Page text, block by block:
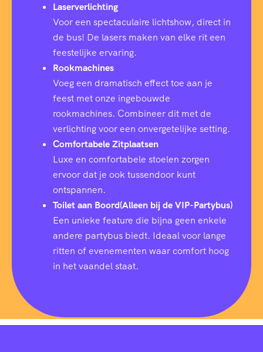
Laserverlichting
Voor een spectaculaire lichtshow, direct in
de bus! De lasers maken van elke rit een
feestelijke ervaring.
Rookmachines
Voeg een dramatisch effect toe aan je
feest met onze ingebouwde
rookmachines. Combineer dit met de
verlichting voor een onvergetelijke setting.
Comfortabele Zitplaatsen
Luxe en comfortabele stoelen zorgen
ervoor dat je ook tussendoor kunt
ontspannen.
Toilet aan Boord(Alleen bij de VIP-Partybus)
Een unieke feature die bijna geen enkele
andere partybus biedt. Ideaal voor lange
ritten of evenementen waar comfort hoog
in het vaandel staat.